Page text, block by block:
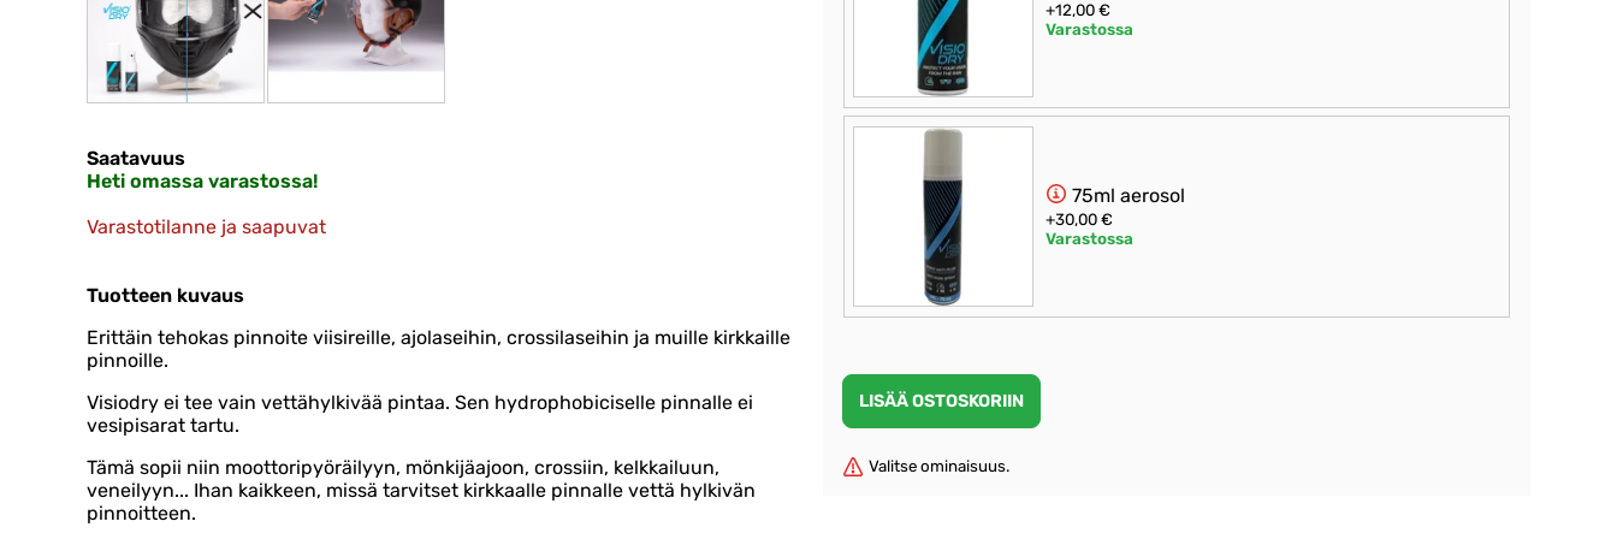
+12,00 €
Varastossa
75ml aerosol
+30,00 €
Varastossa
Valitse ominaisuus.
Saatavuus
Heti omassa varastossa!
Varastotilanne ja saapuvat
Tuotteen kuvaus
Erittäin tehokas pinnoite viisireille, ajolaseihin, crossilaseihin ja muille kirkkaille
pinnoille.
Visiodry ei tee vain vettähylkivää pintaa. Sen hydrophobiciselle pinnalle ei
vesipisarat tartu.
Tämä sopii niin moottoripyöräilyyn, mönkijäajoon, crossiin, kelkkailuun,
veneilyyn... Ihan kaikkeen, missä tarvitset kirkkaalle pinnalle vettä hylkivän
pinnoitteen.